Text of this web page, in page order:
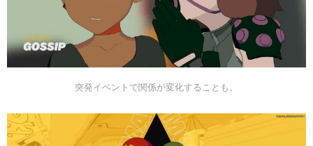
突発イベントで関係が変化することも。